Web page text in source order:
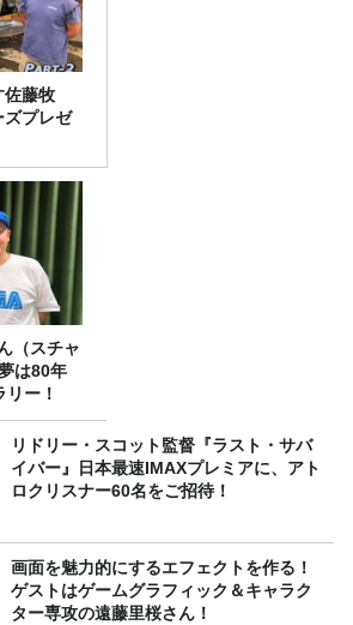
佐藤牧
ズプレゼ
（スチャ
は80年
ー！
リドリー・スコット監督『ラスト・サバ
イバー』日本最速IMAXプレミアに、アト
ロクリスナー60名をご招待！
画面を魅力的にするエフェクトを作る！
ゲストはゲームグラフィック＆キャラク
ター専攻の遠藤里桜さん！